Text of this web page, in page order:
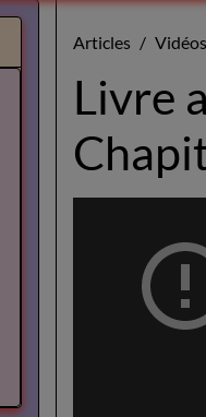
Articles Vidéos
Livre